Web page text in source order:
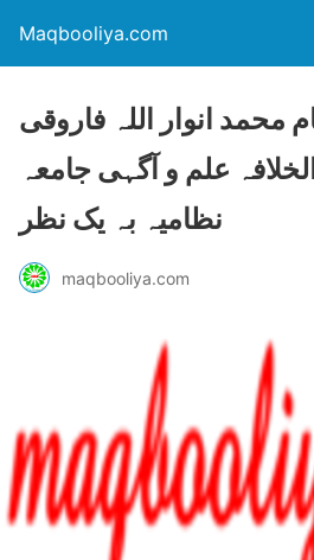
Maqbooliya.com
محمد انوار اللہ فاروقی
علم و آگہی جامعہ
نظامیہ بہ یک نظر
maqbooliya.com